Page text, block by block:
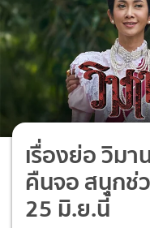
เรื่องย่อ วิม
คืนจอ สนุกช่
25 มิ.ย.นี้